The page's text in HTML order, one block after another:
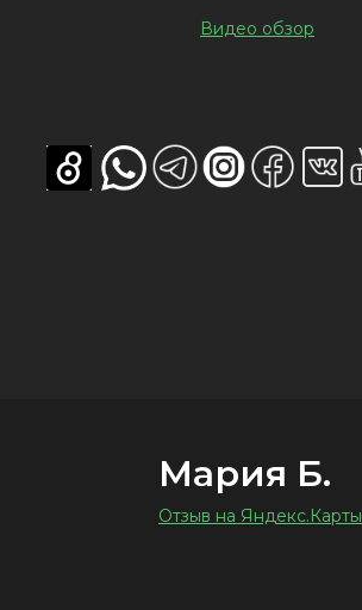
Видео обзор
Мария Б.
Отзыв на Яндекс.Карты